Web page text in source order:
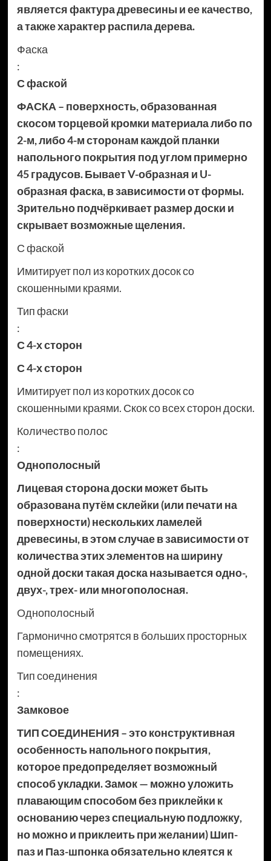
является фактура древесины и ее качество,
а также характер распила дерева.
Фаска
:
С фаской
ФАСКА – поверхность, образованная
скосом торцевой кромки материала либо по
2-м, либо 4-м сторонам каждой планки
напольного покрытия под углом примерно
45 градусов. Бывает V-образная и U-
образная фаска, в зависимости от формы.
Зрительно подчёркивает размер доски и
скрывает возможные щеления.
С фаской
Имитирует пол из коротких досок со
скошенными краями.
Тип фаски
:
С 4-х сторон
С 4-х сторон
Имитирует пол из коротких досок со
скошенными краями. Скок со всех сторон доски.
Количество полос
:
Однополосный
Лицевая сторона доски может быть
образована путём склейки (или печати на
поверхности) нескольких ламелей
древесины, в этом случае в зависимости от
количества этих элементов на ширину
одной доски такая доска называется одно-,
двух-, трех- или многополосная.
Однополосный
Гармонично смотрятся в больших просторных
помещениях.
Тип соединения
:
Замковое
ТИП СОЕДИНЕНИЯ – это конструктивная
особенность напольного покрытия,
которое предопределяет возможный
способ укладки. Замок — можно уложить
плавающим способом без приклейки к
основанию через специальную подложку,
но можно и приклеить при желании) Шип-
паз и Паз-шпонка обязательно клеятся к